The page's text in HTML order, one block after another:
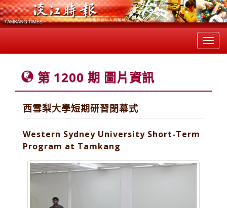
第 1200 期 圖片資訊
西雪梨大學短期研習閉幕式
Western Sydney University Short-Term
Program at Tamkang